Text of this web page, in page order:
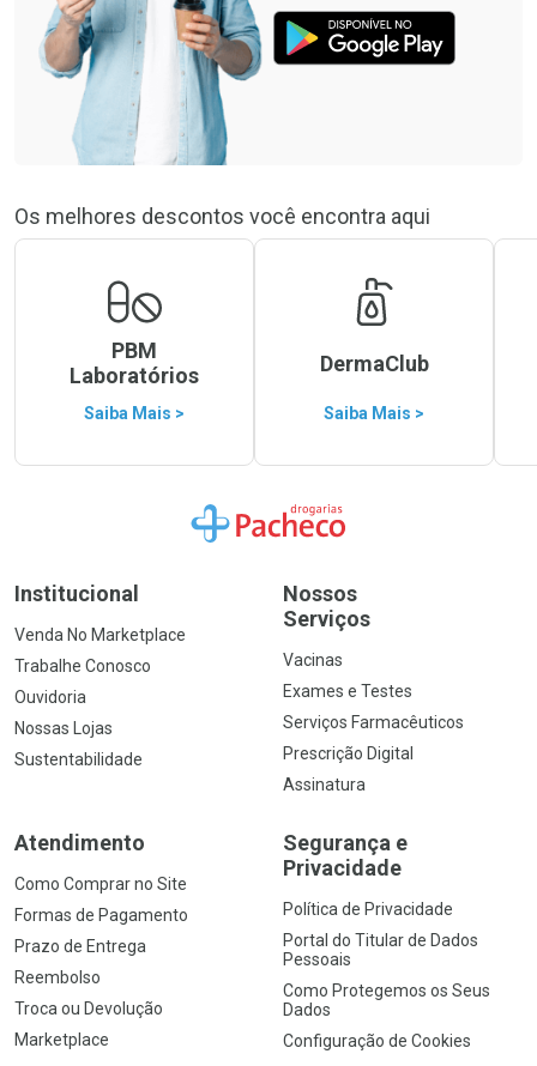
Os melhores descontos você encontra aqui
PBM
Laboratórios
Saiba Mais >
DermaClub
Saiba Mais >
Ir para a Home
Institucional
Venda No Marketplace
Trabalhe Conosco
Ouvidoria
Nossas Lojas
Sustentabilidade
Nossos
Serviços
Vacinas
Exames e Testes
Serviços Farmacêuticos
Prescrição Digital
Assinatura
Atendimento
Como Comprar no Site
Formas de Pagamento
Prazo de Entrega
Reembolso
Troca ou Devolução
Marketplace
Segurança e
Privacidade
Política de Privacidade
Portal do Titular de Dados
Pessoais
Como Protegemos os Seus
Dados
Configuração de Cookies